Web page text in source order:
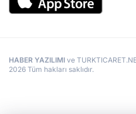
HABER YAZILIMI ve
2026 Tüm hakları saklıdır.